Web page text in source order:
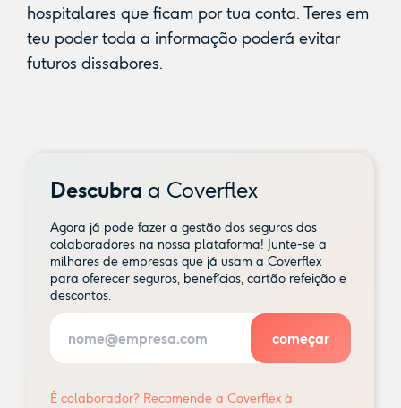
hospitalares que ficam por tua conta. Teres em
teu poder toda a informação poderá evitar
futuros dissabores.
Descubra a Coverflex
Agora já pode fazer a gestão dos seguros dos
colaboradores na nossa plataforma! Junte-se a
milhares de empresas que já usam a Coverflex
para oferecer seguros, benefícios, cartão refeição e
descontos.
É colaborador? Recomende a Coverflex à